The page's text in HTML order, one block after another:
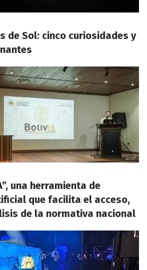
de Sol: cinco curiosidades y
una herramienta de
que facilita el acceso,
de la normativa nacional